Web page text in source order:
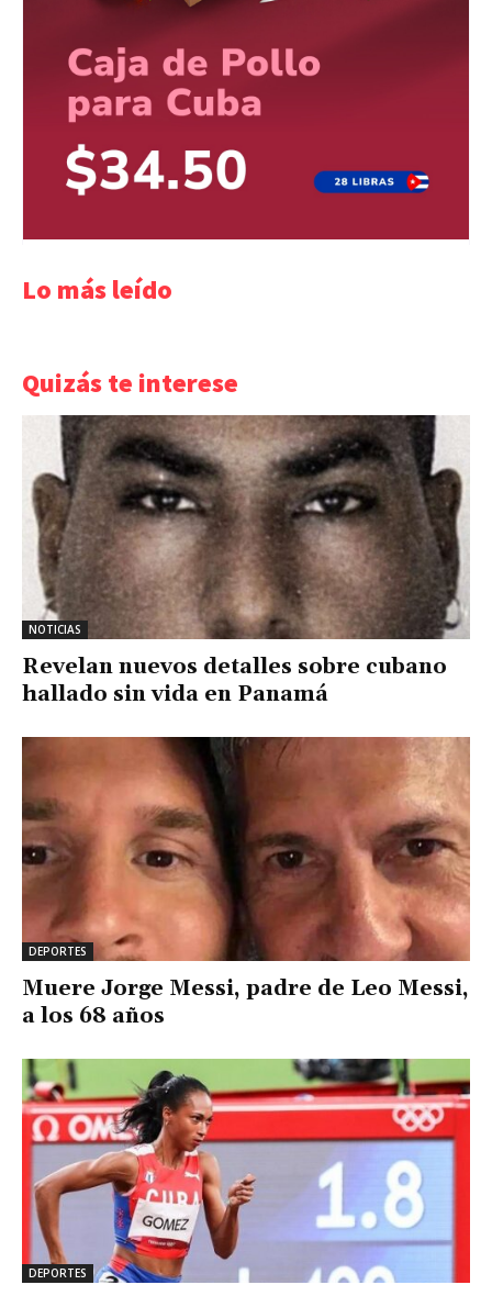
Lo más leído
Quizás te interese
NOTICIAS
Revelan nuevos detalles sobre cubano
hallado sin vida en Panamá
DEPORTES
Muere Jorge Messi, padre de Leo Messi,
a los 68 años
DEPORTES